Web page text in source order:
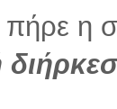
η